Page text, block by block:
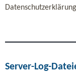
Server-Log-